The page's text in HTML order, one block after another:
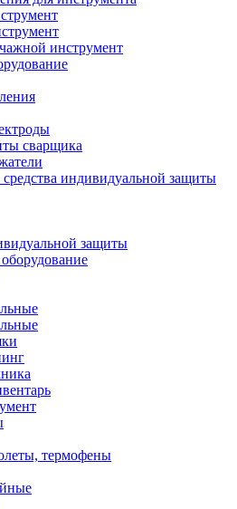
инструмент
сварщика
индивидуальной защиты
защиты
термофены